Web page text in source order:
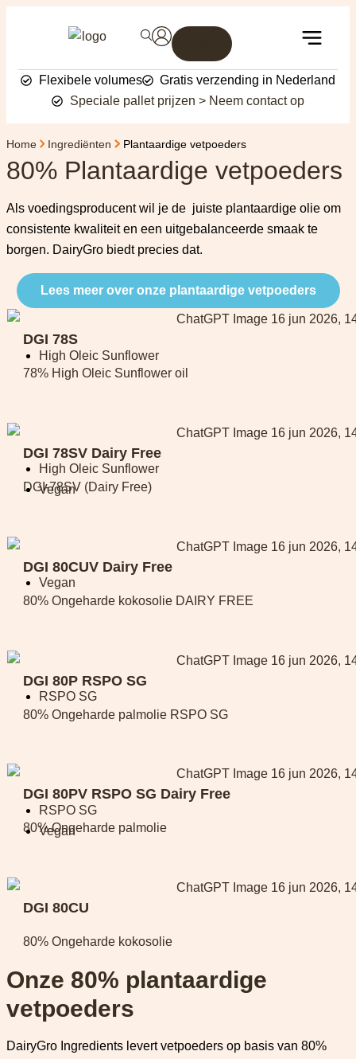
Flexibele volumes
Gratis verzending in Nederland
Speciale pallet prijzen > Neem contact op
Home Ingrediënten Plantaardige vetpoeders
80% Plantaardige vetpoeders
Als voedingsproducent wil je de juiste plantaardige olie om
consistente kwaliteit en een uitgebalanceerde smaak te
borgen. DairyGro biedt precies dat.
Lees meer over onze plantaardige vetpoeders
High Oleic Sunflower
DGI 78S
78% High Oleic Sunflower oil
High Oleic Sunflower
Vegan
DGI 78SV Dairy Free
DGI-78SV (Dairy Free)
Vegan
DGI 80CUV Dairy Free
80% Ongeharde kokosolie DAIRY FREE
RSPO SG
DGI 80P RSPO SG
80% Ongeharde palmolie RSPO SG
RSPO SG
Vegan
DGI 80PV RSPO SG Dairy Free
80% Ongeharde palmolie
DGI 80CU
80% Ongeharde kokosolie
Onze 80% plantaardige
vetpoeders
DairyGro Ingredients levert vetpoeders op basis van 80%